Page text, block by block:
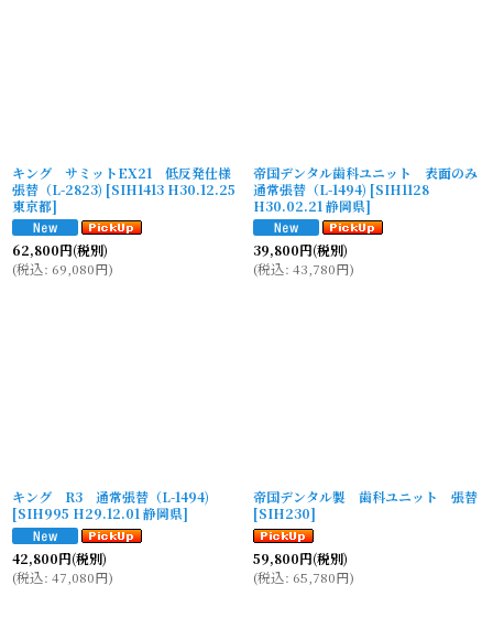
キング サミットEX21 低反発仕様
張替（L-2823) [SIH1413 H30.12.25
東京都]
62,800円(税別)
(税込: 69,080円)
帝国デンタル歯科ユニット 表面のみ
通常張替（L-1494) [SIH1128
H30.02.21 静岡県]
39,800円(税別)
(税込: 43,780円)
キング R3 通常張替（L-1494)
[SIH995 H29.12.01 静岡県]
42,800円(税別)
(税込: 47,080円)
帝国デンタル製 歯科ユニット 張替
[SIH230]
59,800円(税別)
(税込: 65,780円)